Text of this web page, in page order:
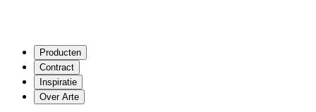
Producten
Contract
Inspiratie
Over Arte